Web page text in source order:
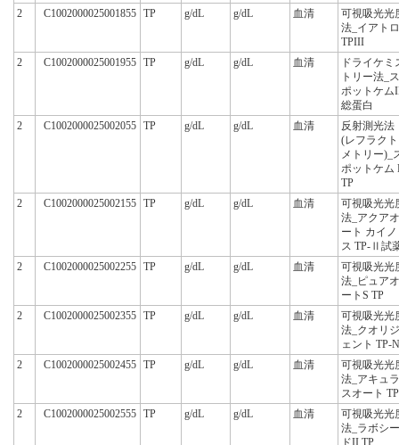
2
C1002000025001855 TP g/dL g/dL 血清
可視吸光光
法_イアトロ
TPIII
2
C1002000025001955 TP g/dL g/dL 血清
ドライケミ
トリー法_ス
ポットケム
総蛋白
2
C1002000025002055 TP g/dL g/dL 血清
反射測光法
(レフラクト
メトリー)_
ポットケム
TP
2
C1002000025002155 TP g/dL g/dL 血清
可視吸光光
法_アクアオ
ート カイノ
ス TP-Ⅱ試
2
C1002000025002255 TP g/dL g/dL 血清
可視吸光光
法_ピュアオ
ートS TP
2
C1002000025002355 TP g/dL g/dL 血清
可視吸光光
法_クオリジ
ェント TP-N
2
C1002000025002455 TP g/dL g/dL 血清
可視吸光光
法_アキュラ
スオート TP
2
C1002000025002555 TP g/dL g/dL 血清
可視吸光光
法_ラボシー
ドII TP